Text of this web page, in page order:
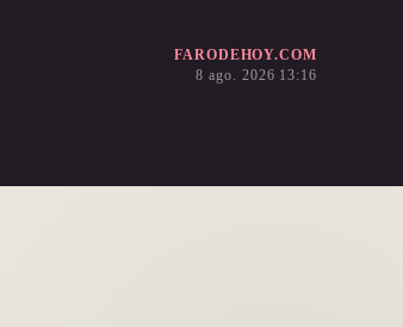
FARODEHOY.COM
8 ago. 2026 13:16